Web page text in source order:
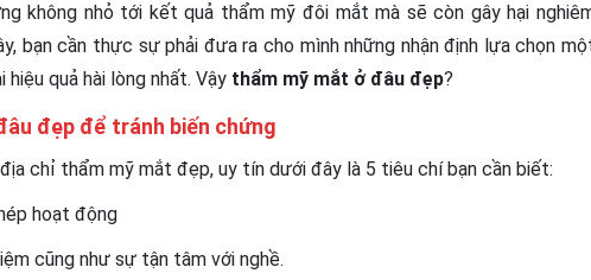
không nhỏ tới kết quả thẩm mỹ đôi mắt mà sẽ còn gây hại
bạn cần thực sự phải đưa ra cho mình những nhận định lựa chọn
quả hài lòng nhất. Vậy thẩm mỹ mắt ở đâu đẹp?
đẹp để tránh biến chứng
chỉ thẩm mỹ mắt đẹp, uy tín dưới đây là 5 tiêu chí bạn cần biết:
hoạt động
cũng như sự tận tâm với nghề.